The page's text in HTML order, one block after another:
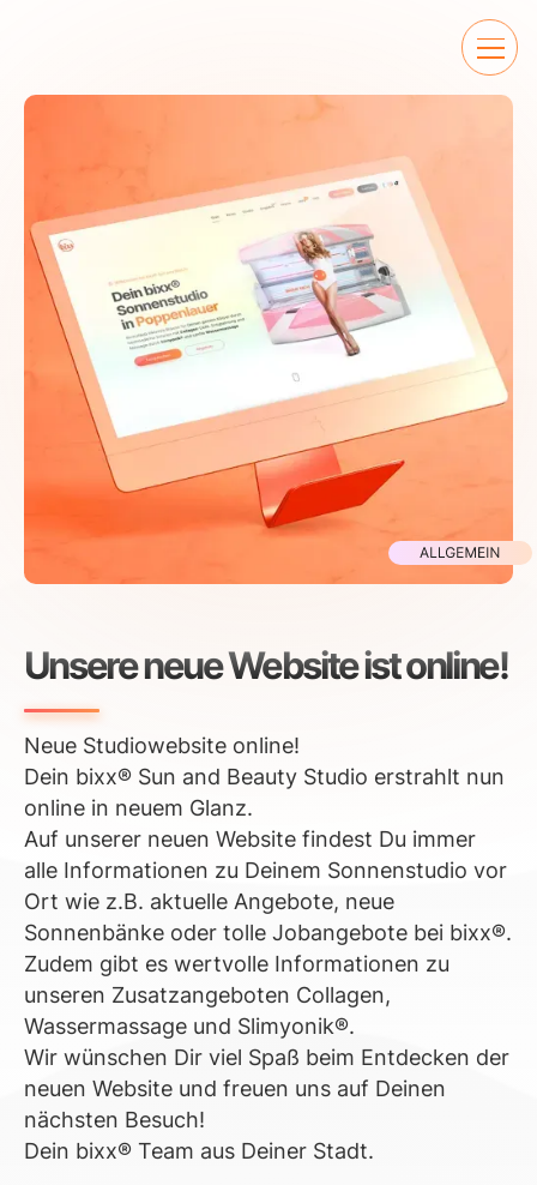
Unsere neue Website ist online!
Neue Studiowebsite online!
Dein bixx® Sun and Beauty Studio erstrahlt nun
online in neuem Glanz.
Auf unserer neuen Website findest Du immer
alle Informationen zu Deinem Sonnenstudio vor
Ort wie z.B. aktuelle Angebote, neue
Sonnenbänke oder tolle Jobangebote bei bixx®.
Zudem gibt es wertvolle Informationen zu
unseren Zusatzangeboten Collagen,
Wassermassage und Slimyonik®.
Wir wünschen Dir viel Spaß beim Entdecken der
neuen Website und freuen uns auf Deinen
nächsten Besuch!
Dein bixx® Team aus Deiner Stadt.